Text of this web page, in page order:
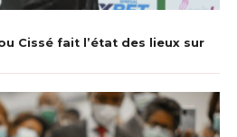
Cissé fait l’état des lieux sur